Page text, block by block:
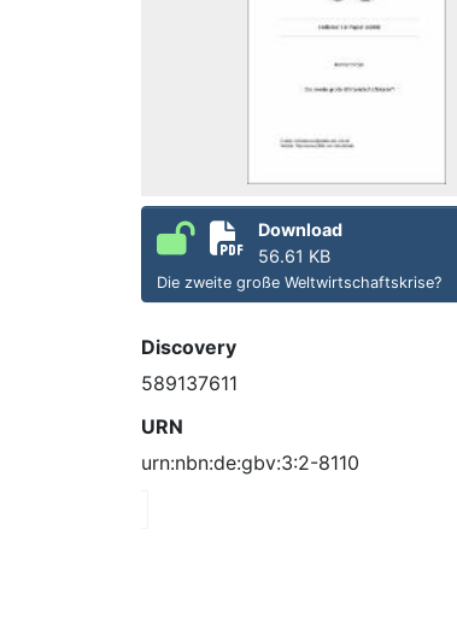
Download
56.61 KB
Die zweite große Weltwirtschaftskrise?
Discovery
589137611
URN
urn:nbn:de:gbv:3:2-8110